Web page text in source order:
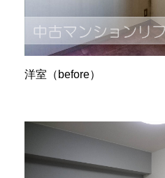
洋室（before）